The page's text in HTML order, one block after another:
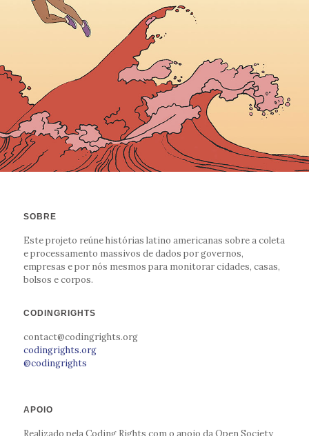
SOBRE
Este projeto reúne histórias latino americanas sobre a coleta
e processamento massivos de dados por governos,
empresas e por nós mesmos para monitorar cidades, casas,
bolsos e corpos.
CODINGRIGHTS
contact@codingrights.org
codingrights.org
@codingrights
APOIO
Realizado pela Coding Rights com o apoio da Open Society